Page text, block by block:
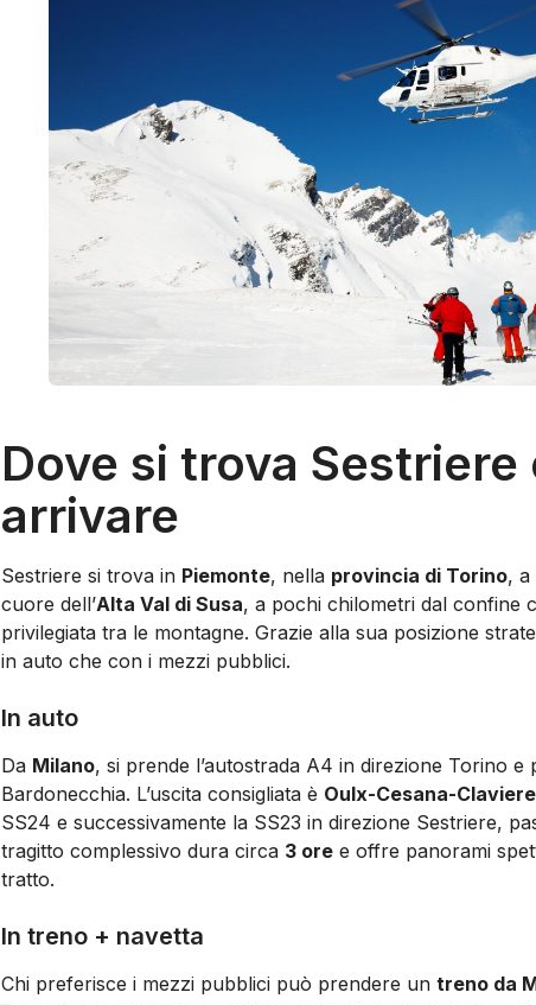
Dove si trova Sestriere
arrivare
Sestriere si trova in Piemonte, nella provincia di Torino, a
cuore dell’Alta Val di Susa, a pochi chilometri dal confine
privilegiata tra le montagne. Grazie alla sua posizione
in auto che con i mezzi pubblici.
In auto
Da Milano, si prende l’autostrada A4 in direzione Torino
Bardonecchia. L’uscita consigliata è Oulx-Cesana-
SS24 e successivamente la SS23 in direzione Sestriere,
tragitto complessivo dura circa 3 ore e offre panorami
tratto.
In treno + navetta
Chi preferisce i mezzi pubblici può prendere un treno da